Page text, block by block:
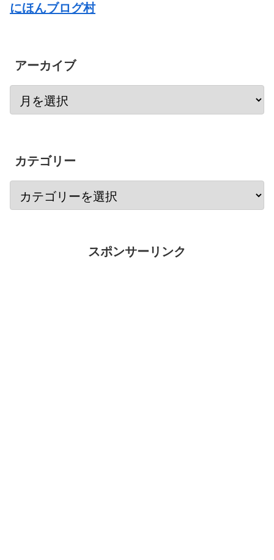
にほんブログ村
アーカイブ
カテゴリー
スポンサーリンク